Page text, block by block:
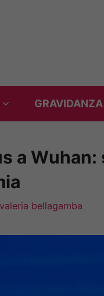
GRAVIDANZA
a
valeria bellagamba